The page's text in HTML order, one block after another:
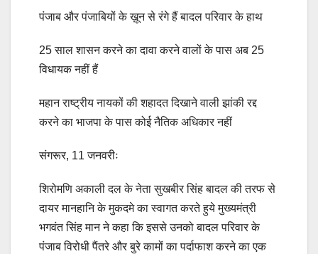
पंजाब और पंजाबियों के ख़ून से रंगे हैं बादल परिवार के हाथ
25 साल शासन करने का दावा करने वालों के पास अब 25
विधायक नहीं हैं
महान राष्ट्रीय नायकों की शहादत दिखाने वाली झांकी रद्द
करने का भाजपा के पास कोई नैतिक अधिकार नहीं
संगरूर, 11 जनवरीः
शिरोमणि अकाली दल के नेता सुखबीर सिंह बादल की तरफ से
दायर मानहानि के मुकदमे का स्वागत करते हुये मुख्यमंत्री
भगवंत सिंह मान ने कहा कि इससे उनको बादल परिवार के
पंजाब विरोधी पैंतरे और बुरे कामों का पर्दाफाश करने का एक